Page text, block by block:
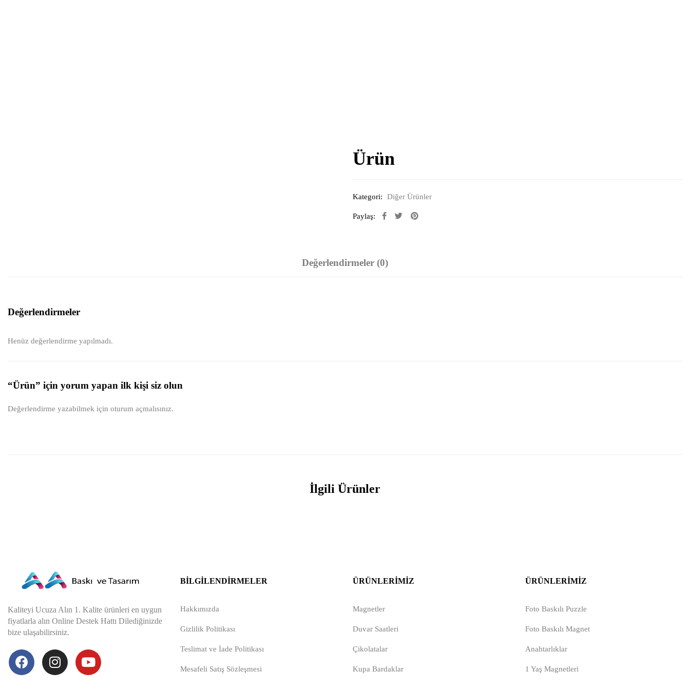
Ürün
Kategori: Diğer Ürünler
Paylaş:
Değerlendirmeler (0)
Değerlendirmeler
Henüz değerlendirme yapılmadı.
“Ürün” için yorum yapan ilk kişi siz olun
Değerlendirme yazabilmek için oturum açmalısınız.
İlgili Ürünler
Kaliteyi Ucuza Alın 1. Kalite ürünleri en uygun
fiyatlarla alın Online Destek Hattı Dilediğinizde
bize ulaşabilirsiniz.
BILGILENDIRMELER
Hakkımızda
Gizlilik Politikası
Teslimat ve İade Politikası
Mesafeli Satış Sözleşmesi
ÜRÜNLERIMIZ
Magnetler
Duvar Saatleri
Çikolatalar
Kupa Bardaklar
ÜRÜNLERIMIZ
Foto Baskılı Puzzle
Foto Baskılı Magnet
Anahtarlıklar
1 Yaş Magnetleri